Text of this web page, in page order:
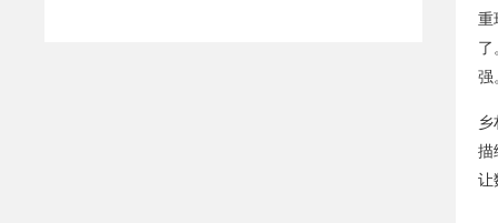
重
了
强
描
让